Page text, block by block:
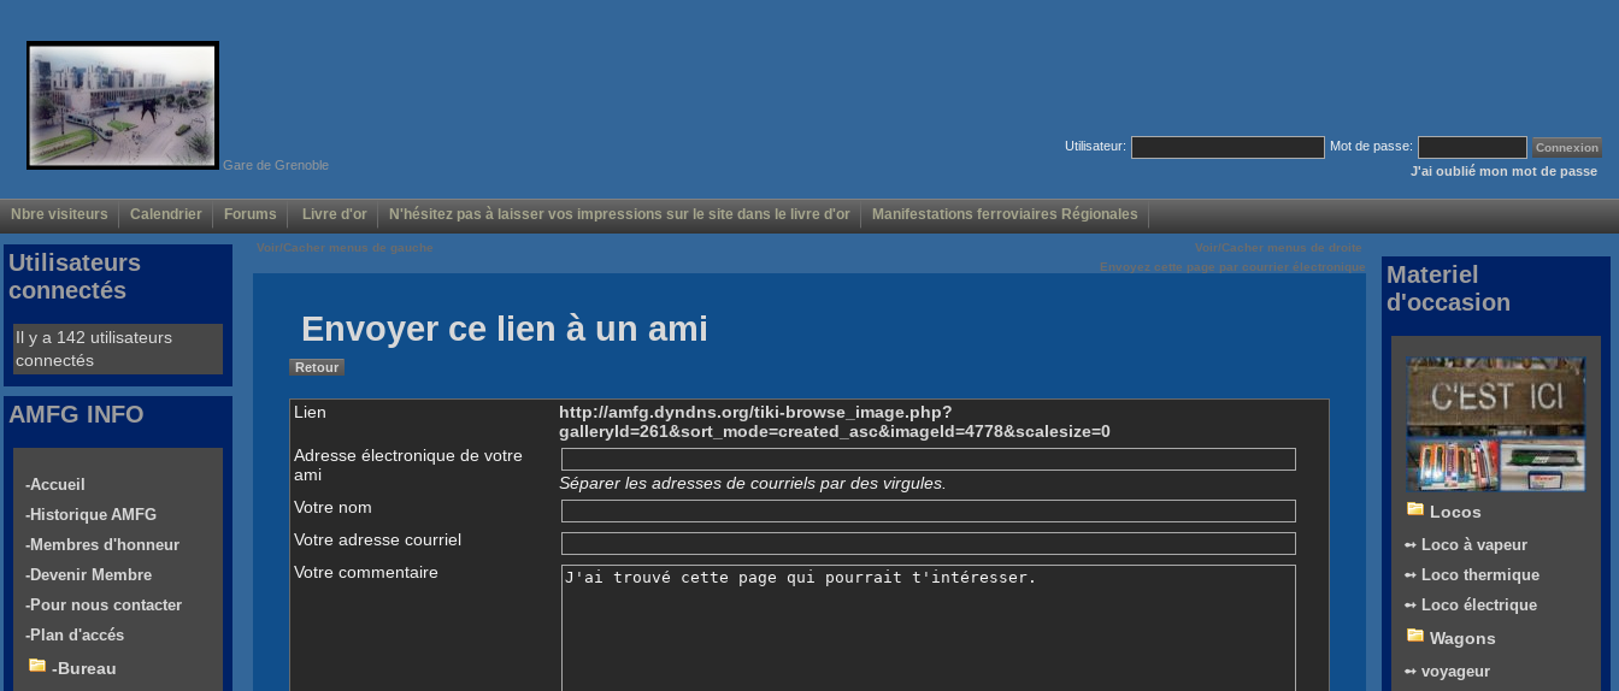
Gare de Grenoble
Utilisateur:
Mot de passe:
J'ai oublié mon mot de passe
Nbre visiteurs Calendrier Forums Livre d'or N'hésitez pas à laisser vos impressions sur le site dans le livre d'or Manifestations ferroviaires Régionales
Voir/Cacher menus de gauche
Voir/Cacher menus de droite
Envoyez cette page par courrier électronique
Envoyer ce lien à un ami
Retour
Lien
http://amfg.dyndns.org/tiki-browse_image.php?
galleryId=261&sort_mode=created_asc&imageId=4778&scalesize=0
Adresse électronique de votre
ami
Séparer les adresses de courriels par des virgules.
Votre nom
Votre adresse courriel
Votre commentaire
Utilisateurs
connectés
Il y a 142 utilisateurs
connectés
AMFG INFO
-Accueil
-Historique AMFG
-Membres d'honneur
-Devenir Membre
-Pour nous contacter
-Plan d'accés
-Bureau
Materiel
d'occasion
Locos
➻ Loco à vapeur
➻ Loco thermique
➻ Loco électrique
Wagons
➻ voyageur